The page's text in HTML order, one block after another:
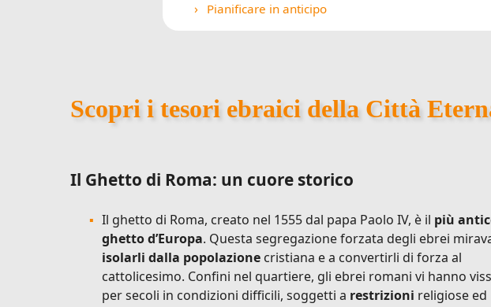
Pianificare in anticipo
Scopri i tesori ebraici della Città
Il Ghetto di Roma: un cuore storico
Il ghetto di Roma, creato nel 1555 dal papa Paolo IV, è il più
ghetto d’Europa. Questa segregazione forzata degli ebrei
isolarli dalla popolazione cristiana e a convertirli di forza al
cattolicesimo. Confini nel quartiere, gli ebrei romani vi hanno
per secoli in condizioni difficili, soggetti a restrizioni religiose ed